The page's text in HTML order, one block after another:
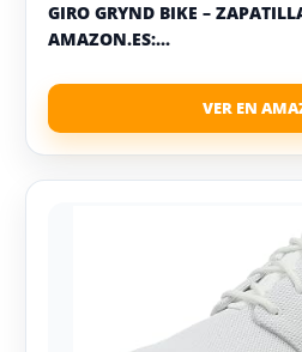
GIRO GRYND BIKE –
AMAZON.ES:...